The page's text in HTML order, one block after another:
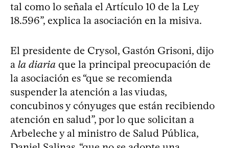
tal como lo señala el Artículo 10 de la Ley
18.596”, explica la asociación en la misiva.
El presidente de Crysol, Gastón Grisoni, dijo
a la diaria que la principal preocupación de
la asociación es “que se recomienda
suspender la atención a las viudas,
concubinos y cónyuges que están recibiendo
atención en salud”, por lo que solicitan a
Arbeleche y al ministro de Salud Pública,